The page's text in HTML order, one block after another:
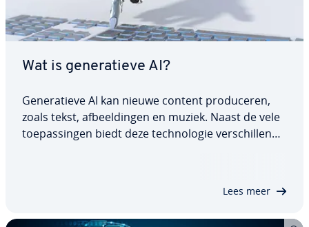
Wat is ge­ne­ra­tie­ve AI?
Ge­ne­ra­tie­ve AI kan nieuwe content pro­du­ce­ren,
zoals tekst, af­beel­din­gen en muziek. Naast de vele
toe­pas­sin­gen biedt deze tech­no­lo­gie ver­schil­len­de
Lees meer